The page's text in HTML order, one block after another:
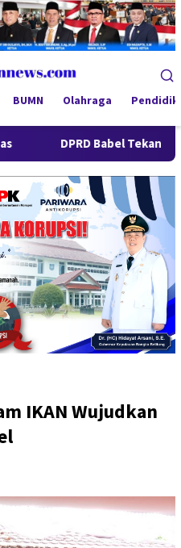
BUMN Olahraga
Babel Tekankan Respons
IKAN Wujudkan